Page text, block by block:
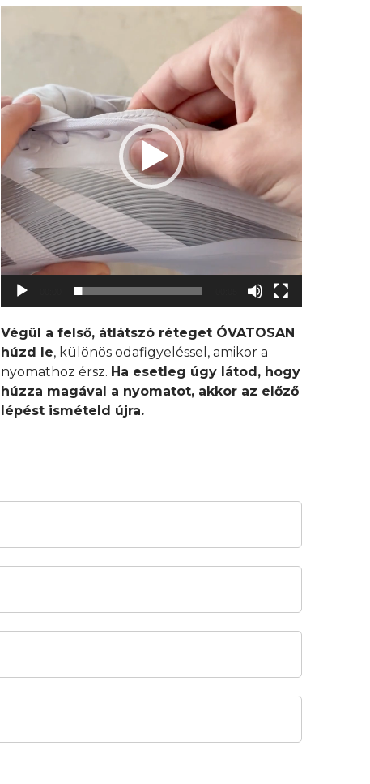
Végül a felső, átlátszó réteget ÓVATOSAN
húzd le, különös odafigyeléssel, amikor a
nyomathoz érsz. Ha esetleg úgy látod, hogy
húzza magával a nyomatot, akkor az előző
lépést ismételd újra.